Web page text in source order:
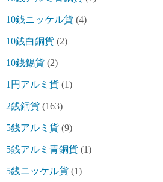
10銭ニッケル貨 (4)
10銭白銅貨 (2)
10銭錫貨 (2)
1円アルミ貨 (1)
2銭銅貨 (163)
5銭アルミ貨 (9)
5銭アルミ青銅貨 (1)
5銭ニッケル貨 (1)